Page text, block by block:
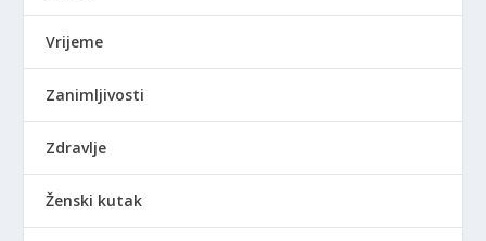
Vrijeme
Zanimljivosti
Zdravlje
Ženski kutak